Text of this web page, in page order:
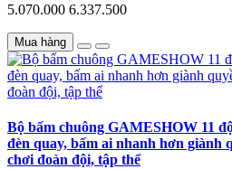
5.070.000 6.337.500
Mua hàng
Bộ bấm chuông GAMESHOW 11
đèn quay, bấm ai nhanh hơn giành
chơi đoàn đội, tập thể